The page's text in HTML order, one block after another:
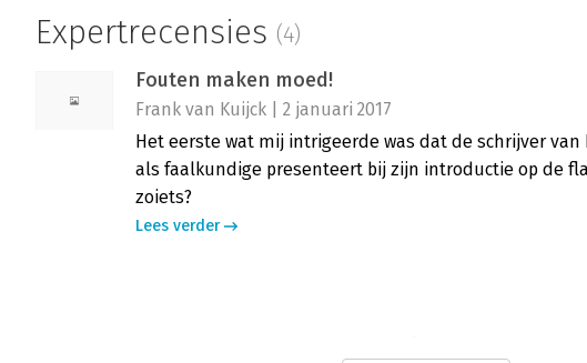
Expertrecensies (4)
Fouten maken moed!
Frank van Kuijck | 2 januari 2017
Het eerste wat mij intrigeerde was dat de schrijver
als faalkundige presenteert bij zijn introductie op de
zoiets?
Lees verder